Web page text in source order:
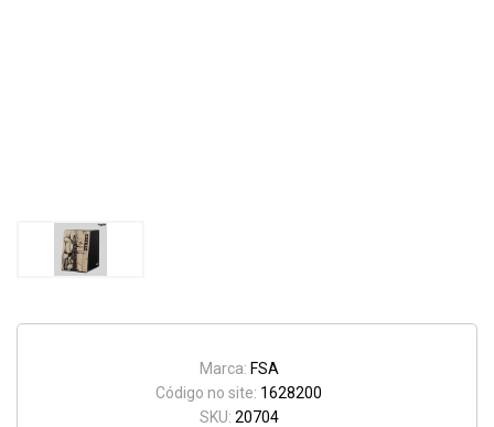
Marca: FSA
Código no site: 1628200
SKU: 20704